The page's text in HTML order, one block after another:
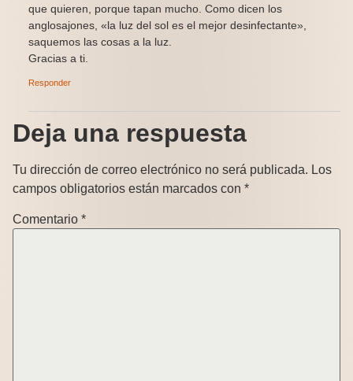
que quieren, porque tapan mucho. Como dicen los
anglosajones, «la luz del sol es el mejor desinfectante»,
saquemos las cosas a la luz.
Gracias a ti.
Responder
Deja una respuesta
Tu dirección de correo electrónico no será publicada. Los
campos obligatorios están marcados con *
Comentario *